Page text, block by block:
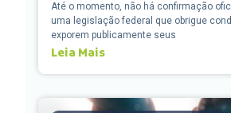
Até o momento, não há confirmação
uma legislação federal que obrigue
exporem publicamente seus
Leia Mais